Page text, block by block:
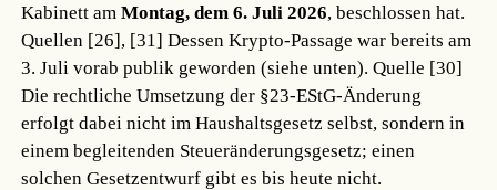
Kabinett amMontag, dem 6. Juli 2026, beschlossen hat.
Quellen [26], [31] Dessen Krypto-Passage war bereits am
3. Juli vorab publik geworden (siehe unten).Quelle [30]
Die rechtliche Umsetzung der §23-EStG-Änderung
erfolgt dabei nicht im Haushaltsgesetz selbst, sondern in
einem begleitenden Steueränderungsgesetz; einen
solchen Gesetzentwurf gibt es bis heute nicht.